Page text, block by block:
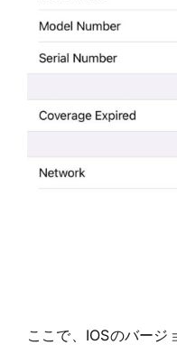
ここで、IOSのバージ